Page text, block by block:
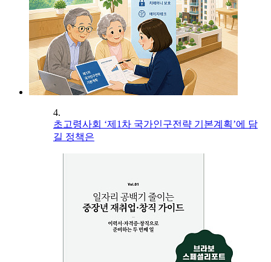
4.
초고령사회 ‘제1차 국가인구전략 기본계획’에 담
길 정책은